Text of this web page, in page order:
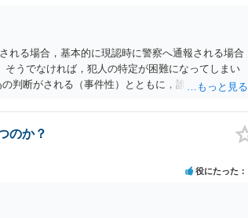
れる場合，基本的に現認時に警察へ通報される場合
うでなければ，犯人の特定が困難になってしまい
判断がされる（事件性）とともに，誰の行為かの判
既に前科を有していて警察に把握されていれば別で
てくることはありません。心配・不安になることは
が犯人であるとされることはないのです。ですか
い。それでは，①～③に答えます。 ①について 腕の
出来事か，意図的に偶然を装うように触ったのか
の方が重要です。酔っていてふらついていたので
のか？
役にたった